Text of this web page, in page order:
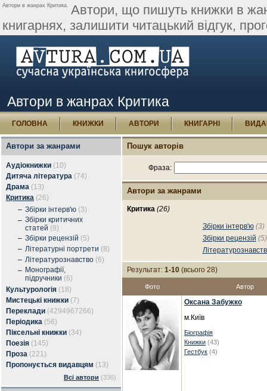
Автори в жанрах Критика. Автори, що пишуть книжки в
книгарнях, залишити читацький відгук,
Автори в жанрах Критика
ГОЛОВНА КНИЖКИ АВТОРИ КНИГАРНІ
Автори за жанрами
Аудіокнижки (10)
Дитяча література (74)
Драма (13)
Критика (26)
– Збірки інтерв'ю (3)
– Збірки критичних
статей (8)
– Збірки рецензій (5)
– Літературні портрети (8)
– Літературознавство (6)
– Монографії,
підручники (6)
Культурологія (18)
Мистецькі книжки (7)
Переклади (4294967266)
Періодика (56)
Піксельні книжки (34)
Поезія (145)
Проза (221)
Пропонується видавцям (13)
Всі автори (336)
Пошук авторів
Фраза:
Автори за жанрами
Критика (26)
Збірки інтерв'ю (3)
Збірки рецензій (5)
Результат: 1-10 (всього 28)
Фото Автор
Оксана Забужко
м.Київ
Біографія
Книжки (43)
Гестбук (4)